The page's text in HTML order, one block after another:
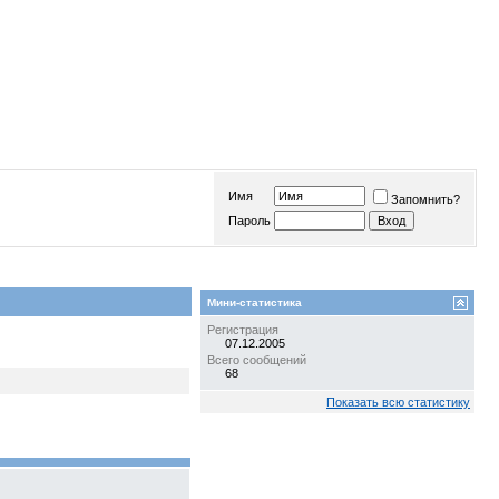
Имя
Запомнить?
Пароль
Мини-статистика
Регистрация
07.12.2005
Всего сообщений
68
Показать всю статистику